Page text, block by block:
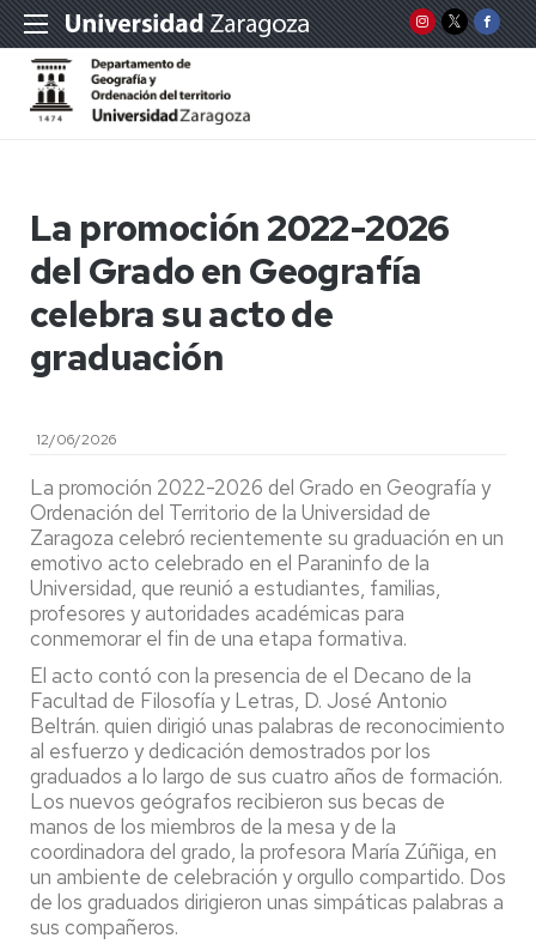
La promoción 2022-2026
del Grado en Geografía
celebra su acto de
graduación
12/06/2026
La promoción 2022-2026 del Grado en Geografía y
Ordenación del Territorio de la Universidad de
Zaragoza celebró recientemente su graduación en un
emotivo acto celebrado en el Paraninfo de la
Universidad, que reunió a estudiantes, familias,
profesores y autoridades académicas para
conmemorar el fin de una etapa formativa.
El acto contó con la presencia de el Decano de la
Facultad de Filosofía y Letras, D. José Antonio
Beltrán. quien dirigió unas palabras de reconocimiento
al esfuerzo y dedicación demostrados por los
graduados a lo largo de sus cuatro años de formación.
Los nuevos geógrafos recibieron sus becas de
manos de los miembros de la mesa y de la
coordinadora del grado, la profesora María Zúñiga, en
un ambiente de celebración y orgullo compartido. Dos
de los graduados dirigieron unas simpáticas palabras a
sus compañeros.